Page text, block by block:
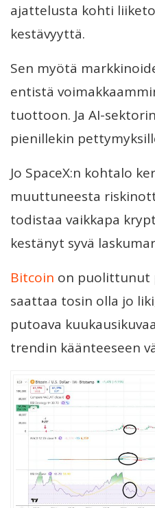
ajattelusta kohti
kestävyyttä.
Sen myötä
entistä
tuottoon. Ja AI-
pienillekin
Jo SpaceX:n kohtalo
muuttuneesta
todistaa vaikkapa
kestänyt syvä
Bitcoin on puolittunut
saattaa tosin olla jo
putoava
trendin käänteeseen